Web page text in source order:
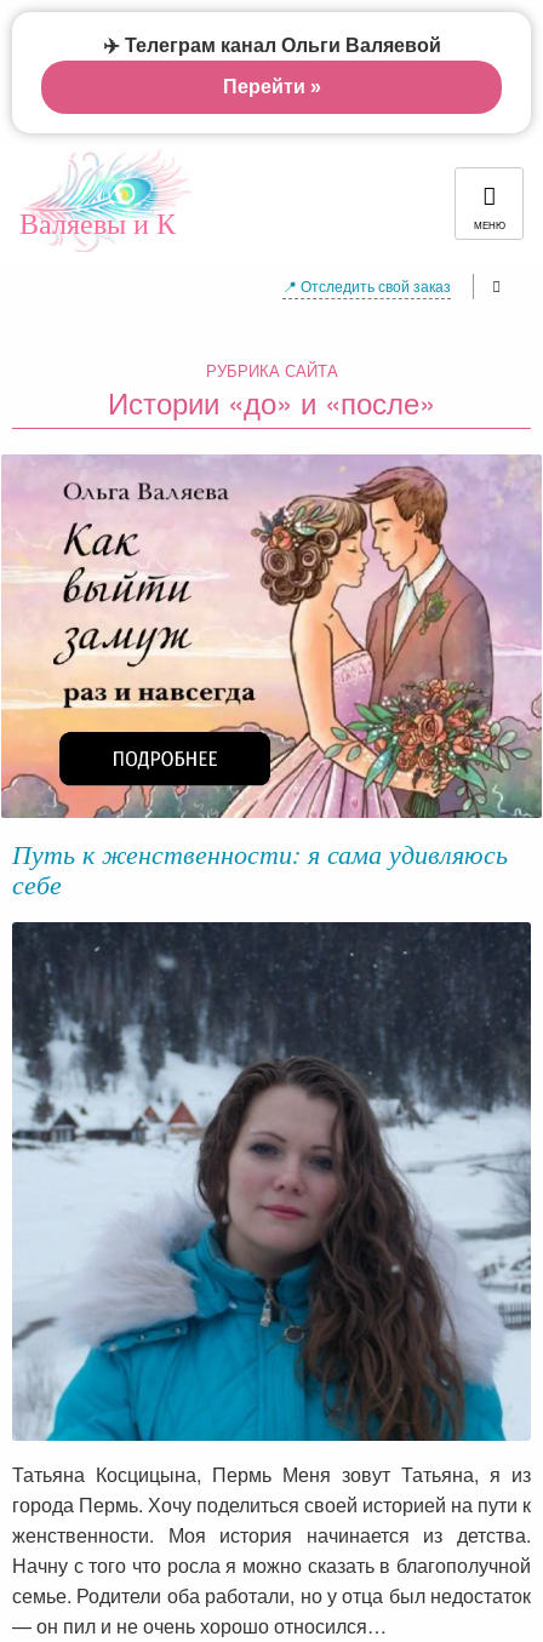
Валяевы и К МЕНЮ
📍 Отследить свой заказ
РУБРИКА САЙТА
Истории «до» и «после»
Путь к женственности: я сама удивляюсь
себе
Татьяна Косцицына, Пермь Меня зовут Татьяна, я из
города Пермь. Хочу поделиться своей историей на пути к
женственности. Моя история начинается из детства.
Начну с того что росла я можно сказать в благополучной
семье. Родители оба работали, но у отца был недостаток
— он пил и не очень хорошо относился…
✈️ Телеграм канал Ольги Валяевой
Перейти »